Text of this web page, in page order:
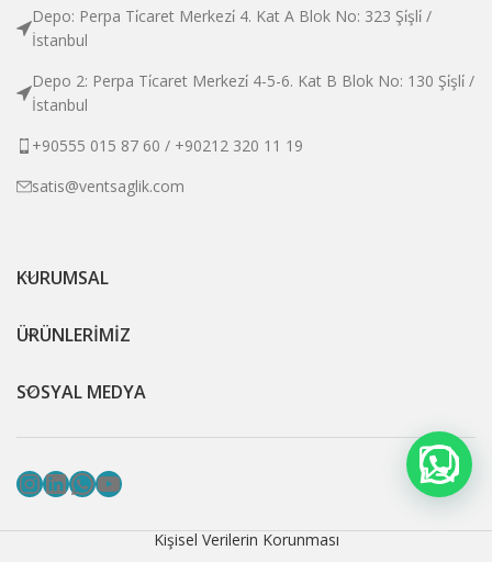
Depo: Perpa Ti̇caret Merkezi̇ 4. Kat A Blok No: 323 Şi̇şli̇ /
İstanbul
Depo 2: Perpa Ti̇caret Merkezi̇ 4-5-6. Kat B Blok No: 130 Şi̇şli̇ /
İstanbul
+90555 015 87 60 / +90212 320 11 19
satis@ventsaglik.com
KURUMSAL
ÜRÜNLERİMİZ
SOSYAL MEDYA
Instagram
LinkedIn
WhatsApp
YouTube
Kişisel Verilerin Korunması